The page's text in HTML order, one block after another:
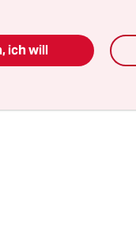
ich will